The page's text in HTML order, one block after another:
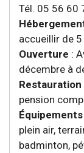
Tél. 05 56 60
accueillir de
Ouverture :
décembre à
Restauration
pension
Équipements
plein air,
badminton,